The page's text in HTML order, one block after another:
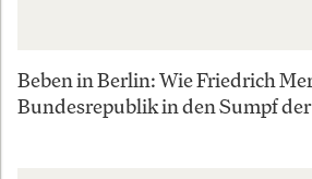
Beben in Berlin: Wie Friedrich
Bundesrepublik in den Sumpf